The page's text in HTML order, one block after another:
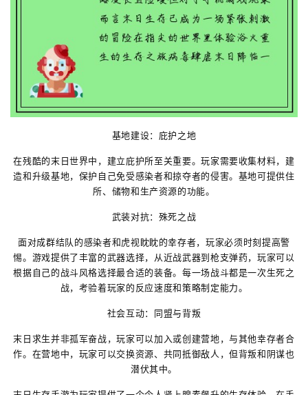
基地建设：庇护之地
在残酷的末日世界中，建立庇护所至关重要。玩家需要收集材料，建
造和升级基地，保护自己免受感染者和掠夺者的侵害。基地可提供住
所、储物和生产资源的功能。
武装对抗：殊死之战
面对成群结队的感染者和虎视眈眈的幸存者，玩家必须时刻提高警
惕。游戏提供了丰富的武器选择，从近战武器到枪支弹药，玩家可以
根据自己的战斗风格选择最合适的装备。每一场战斗都是一次生死之
战，考验着玩家的反应速度和策略制定能力。
社会互动：同盟与背叛
末日求生并非孤军奋战，玩家可以加入或创建营地，与其他幸存者合
作。在营地中，玩家可以交换资源、共同抵御敌人，但背叛和阴谋也
潜伏其中。